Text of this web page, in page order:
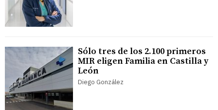
Sólo tres de los 2.100 primeros
MIR eligen Familia en Castilla y
León
Diego González